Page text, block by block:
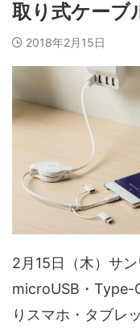
取り式ケーブ
2018年2月15日
2月15日（木）サ
microUSB・Type-
りスマホ・タブレ